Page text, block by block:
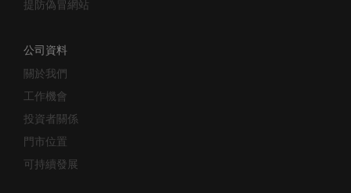
關於我們
工作機會
投資者關係
門市位置
可持續發展